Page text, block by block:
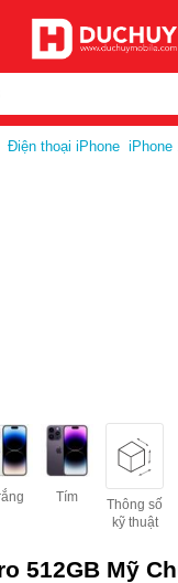
Điện thoại iPhone iPhone
Tím
Thông số
kỹ thuật
512GB Mỹ